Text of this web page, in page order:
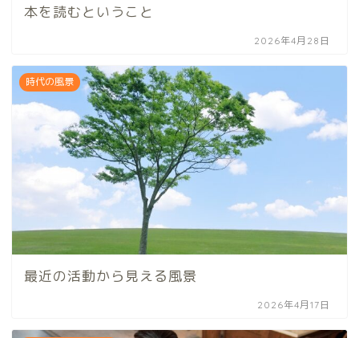
本を読むということ
2026年4月28日
時代の風景
最近の活動から見える風景
2026年4月17日